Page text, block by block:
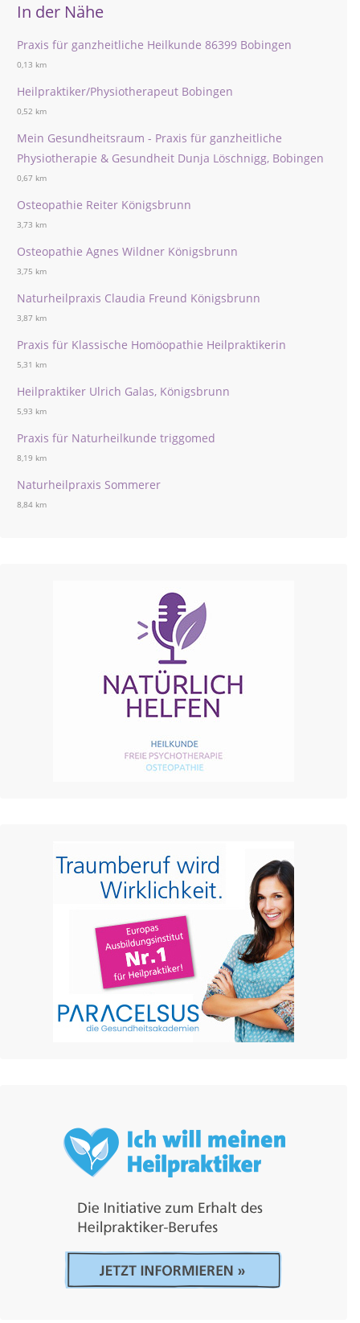
In der Nähe
Praxis für ganzheitliche Heilkunde 86399 Bobingen
0,13 km
Heilpraktiker/Physiotherapeut Bobingen
0,52 km
Mein Gesundheitsraum - Praxis für ganzheitliche
Physiotherapie & Gesundheit Dunja Löschnigg, Bobingen
0,67 km
Osteopathie Reiter Königsbrunn
3,73 km
Osteopathie Agnes Wildner Königsbrunn
3,75 km
Naturheilpraxis Claudia Freund Königsbrunn
3,87 km
Praxis für Klassische Homöopathie Heilpraktikerin
5,31 km
Heilpraktiker Ulrich Galas, Königsbrunn
5,93 km
Praxis für Naturheilkunde triggomed
8,19 km
Naturheilpraxis Sommerer
8,84 km